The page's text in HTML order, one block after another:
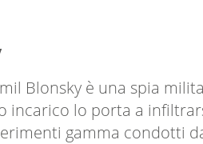
Blonsky è una spia
incarico lo porta a
gamma condotti